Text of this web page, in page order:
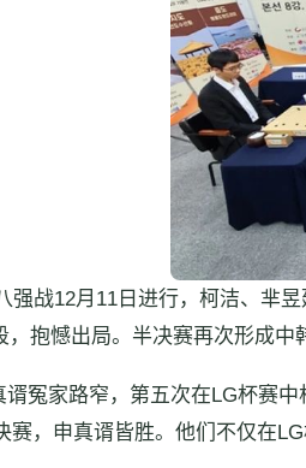
强战12月11日进行，柯洁、芈
抱憾出局。半决赛再次形成中
谞冤家路窄，第五次在LG杯赛
赛，申真谞皆胜。他们不仅在